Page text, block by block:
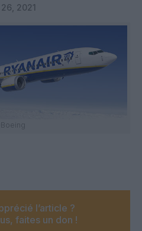
2021
l’article ?
faites un don !